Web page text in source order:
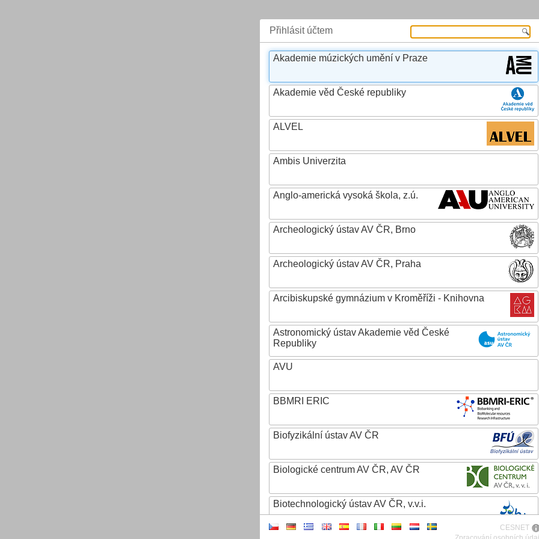
Přihlásit účtem
Akademie múzických umění v Praze
Akademie věd České republiky
ALVEL
Ambis Univerzita
Anglo-americká vysoká škola, z.ú.
Archeologický ústav AV ČR, Brno
Archeologický ústav AV ČR, Praha
Arcibiskupské gymnázium v Kroměříži - Knihovna
Astronomický ústav Akademie věd České
Republiky
AVU
BBMRI ERIC
Biofyzikální ústav AV ČR
Biologické centrum AV ČR, AV ČR
Biotechnologický ústav AV ČR, v.v.i.
CESNET